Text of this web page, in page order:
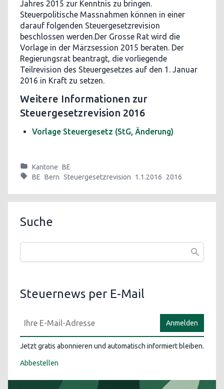
Jahres 2015 zur Kenntnis zu bringen.
Steuerpolitische Massnahmen können in einer
darauf folgenden Steuergesetzrevision
beschlossen werden.Der Grosse Rat wird die
Vorlage in der Märzsession 2015 beraten. Der
Regierungsrat beantragt, die vorliegende
Teilrevision des Steuergesetzes auf den 1. Januar
2016 in Kraft zu setzen.
Weitere Informationen zur
Steuergesetzrevision 2016
Vorlage Steuergesetz (StG, Änderung)
Kantone BE
BE Bern Steuergesetzrevision 1.1.2016 2016
Suche
Steuernews per E-Mail
Anmelden
Jetzt gratis abonnieren und automatisch informiert bleiben.
Abbestellen